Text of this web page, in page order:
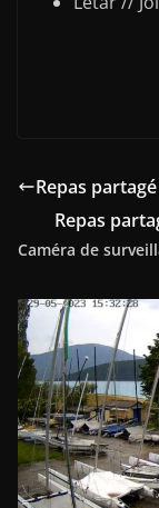
Repas
Repas
Caméra de